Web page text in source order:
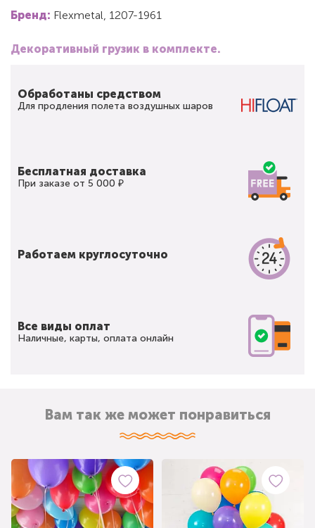
Бренд: Flexmetal, 1207-1961
Декоративный грузик в комплекте.
Обработаны средством
Для продления полета воздушных шаров
Бесплатная доставка
При заказе от 5 000 ₽
Работаем круглосуточно
Все виды оплат
Наличные, карты, оплата онлайн
Вам так же может понравиться